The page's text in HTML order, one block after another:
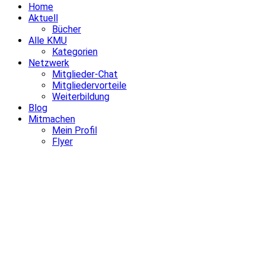
Home
Aktuell
Bücher
Alle KMU
Kategorien
Netzwerk
Mitglieder-Chat
Mitgliedervorteile
Weiterbildung
Blog
Mitmachen
Mein Profil
Flyer